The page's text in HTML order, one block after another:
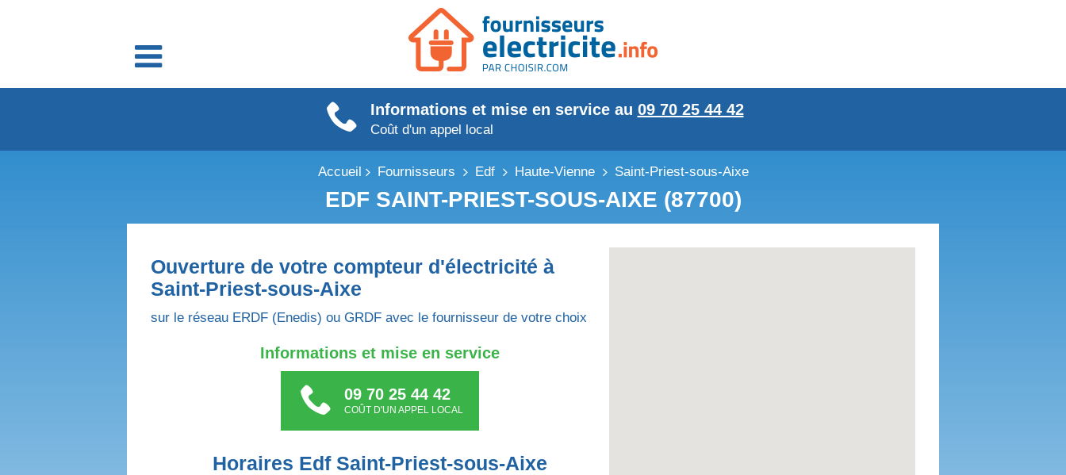
Fournisseurs énergie
Informations et mise en service au 09 70 25 44 42
Coût d'un appel local
Accueil Fournisseurs Edf Haute-Vienne Saint-Priest-sous-Aixe
EDF SAINT-PRIEST-SOUS-AIXE (87700)
Ouverture de votre compteur d'électricité à
Saint-Priest-sous-Aixe
sur le réseau ERDF (Enedis) ou GRDF avec le fournisseur de votre choix
Informations et mise en service
09 70 25 44 42
COÛT D'UN APPEL LOCAL
Horaires Edf Saint-Priest-sous-Aixe